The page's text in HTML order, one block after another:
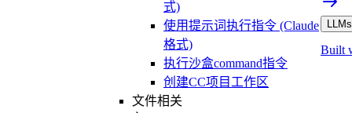
式)
使用提示词执行指令 (Claude
格式)
执行沙盒command指令
创建CC项目工作区
文件相关
Built